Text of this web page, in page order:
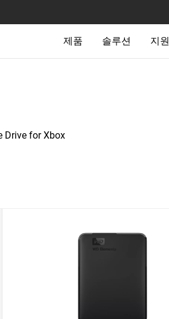
제품 솔루션 지원
Drive for Xbox